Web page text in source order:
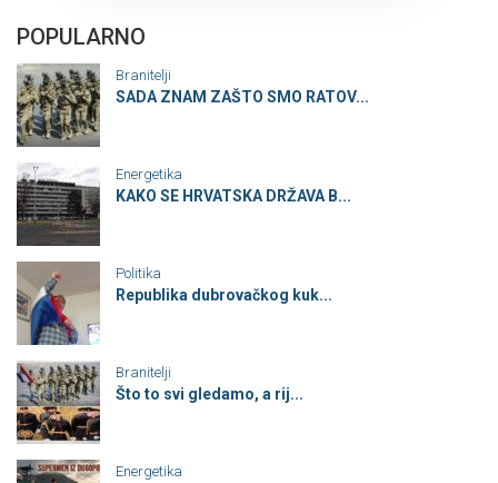
POPULARNO
Branitelji
SADA ZNAM ZAŠTO SMO RATOV...
Energetika
KAKO SE HRVATSKA DRŽAVA B...
Politika
Republika dubrovačkog kuk...
Branitelji
Što to svi gledamo, a rij...
Energetika